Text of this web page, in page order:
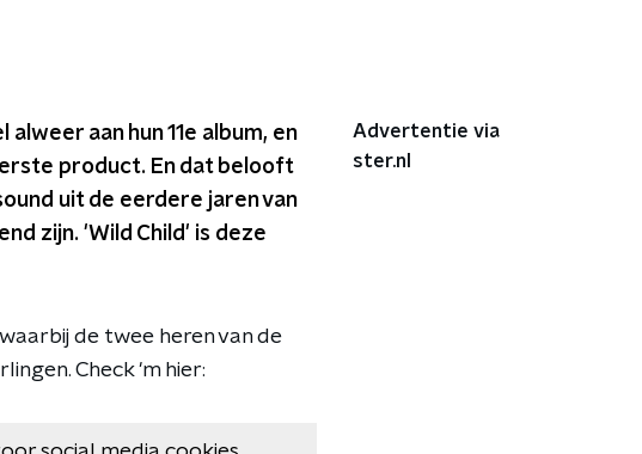
aan hun 11e album, en
product. En dat belooft
uit de eerdere jaren van
zijn. 'Wild Child' is deze
de twee heren van de
Check 'm hier:
Advertentie via
ster.nl